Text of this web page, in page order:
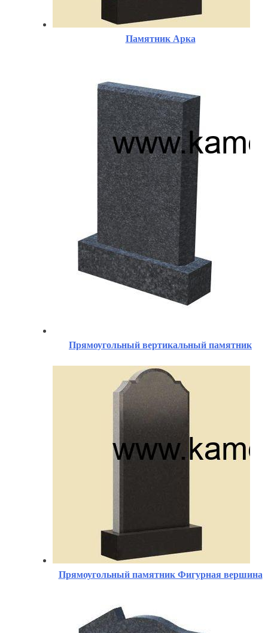
Памятник Арка
Прямоугольный вертикальный памятник
Прямоугольный памятник Фигурная вершина